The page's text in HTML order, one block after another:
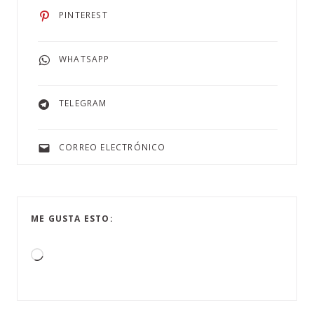
PINTEREST
WHATSAPP
TELEGRAM
CORREO ELECTRÓNICO
ME GUSTA ESTO: